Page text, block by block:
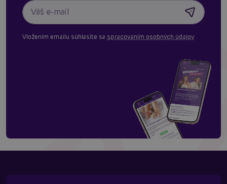
Vložením emailu súhlasíte sa spracovaním osobných údajov